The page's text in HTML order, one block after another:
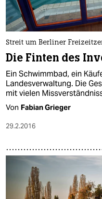
Streit um Berliner
Die Finten des
Ein Schwimmbad, ein
Landesverwaltung. Die
mit vielen
Von Fabian Grieger
29.2.2016